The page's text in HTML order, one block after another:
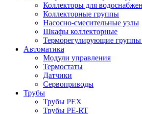
Коллекторы для
Коллекторные группы
Насосно-смесительные узлы
Шкафы коллекторные
Терморегулирующие группы
Автоматика
Модули управления
Термостаты
Датчики
Сервоприводы
Трубы
Трубы PEX
Трубы PE-RT